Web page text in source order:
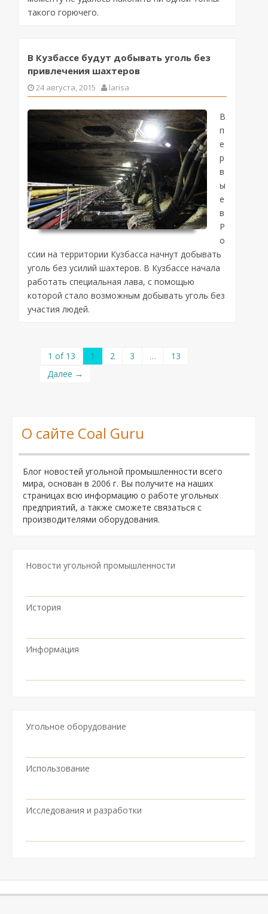
такого горючего.
В Кузбассе будут добывать уголь без
привлечения шахтеров
24 августа, 2015 larisa
В
п
е
р
в
ы
е
в
Р
о
ссии на территории Кузбасса начнут добывать
уголь без усилий шахтеров. В Кузбассе начала
работать специальная лава, с помощью
которой стало возможным добывать уголь без
участия людей.
1 of 13 1 2 3 …
13
Далее →
О сайте Coal Guru
Блог новостей угольной промышленности всего
мира, основан в 2006 г. Вы получите на наших
страницах всю информацию о работе угольных
предприятий, а также сможете связаться с
производителями оборудования.
Новости угольной промышленности
История
Информация
Угольное оборудование
Использование
Исследования и разработки